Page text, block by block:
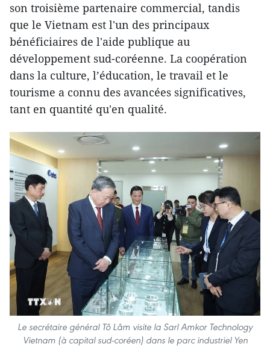
son troisième partenaire commercial, tandis
que le Vietnam est l'un des principaux
bénéficiaires de l'aide publique au
développement sud-coréenne. La coopération
dans la culture, l’éducation, le travail et le
tourisme a connu des avancées significatives,
tant en quantité qu'en qualité.
Le secrétaire général Tô Lâm visite la Sarl Amkor Technology
Vietnam (à capital sud-coréen) dans le parc industriel Yen